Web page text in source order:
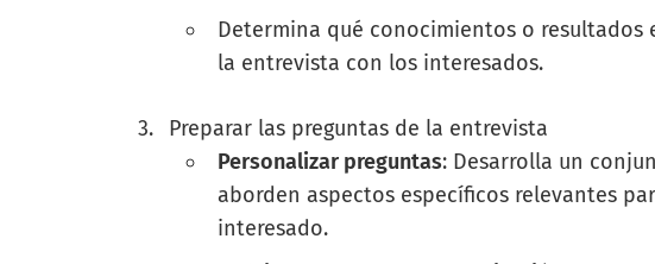
Determina qué conocimientos o resultados
la entrevista con los interesados.
Preparar las preguntas de la entrevista
Personalizar preguntas: Desarrolla un
aborden aspectos específicos relevantes
interesado.